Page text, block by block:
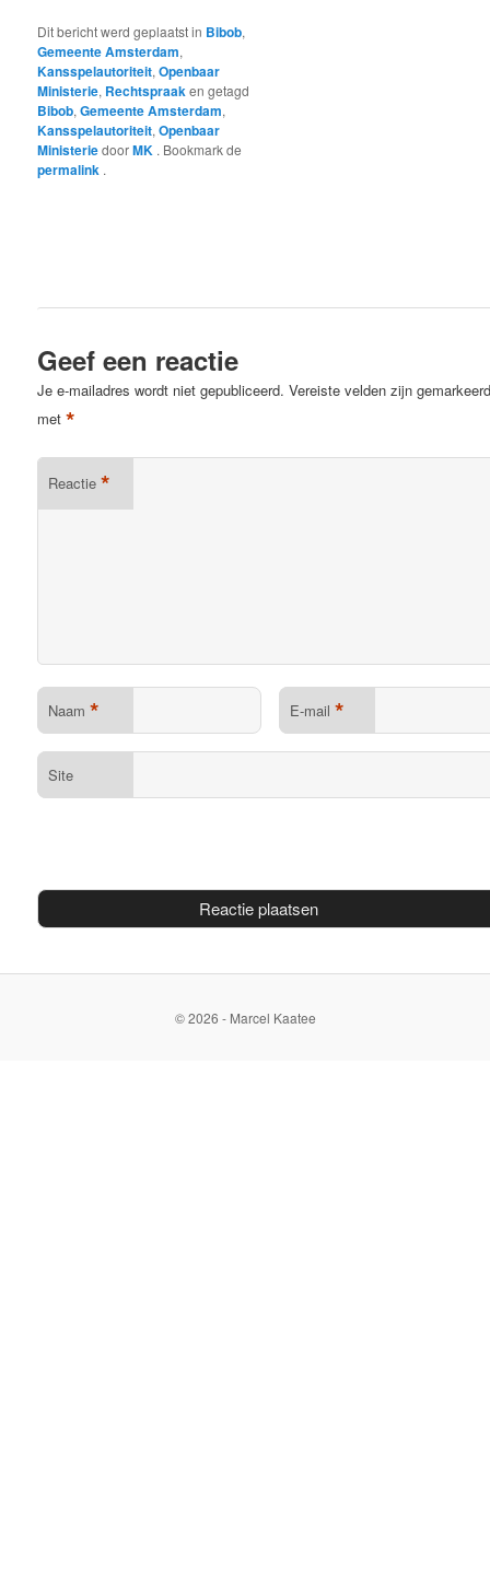
Dit bericht werd geplaatst in Bibob,
Gemeente Amsterdam,
Kansspelautoriteit,Openbaar
Ministerie, Rechtspraaken getagd
Bibob,Gemeente Amsterdam,
Kansspelautoriteit,Openbaar
MinisteriedoorMK . Bookmark de
permalink .
Geef een reactie
Je e-mailadres wordt niet gepubliceerd. Vereiste velden zijn
met*
Reactie *
Naam * E-mail *
Site
© 2026 - Marcel Kaatee